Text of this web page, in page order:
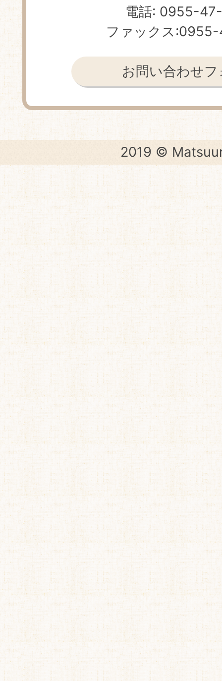
電話: 0955-
ファックス
お問い合わせフ
2019 ©